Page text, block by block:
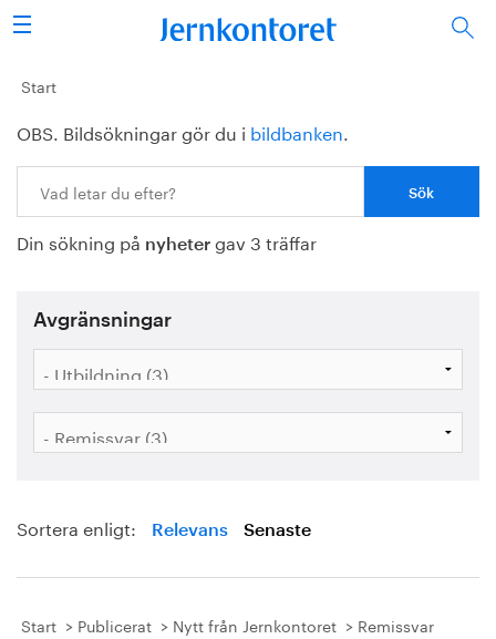
Sök
Stålindustrin
Vision 2050
Forskning/utbildning
Energi/miljö
Vi tycker
Bildbank
Start
OBS. Bildsökningar gör du i bildbanken.
Din sökning på nyheter gav 3 träffar
Avgränsningar
Sortera enligt: Relevans Senaste
Start Publicerat Nytt från Jernkontoret Remissvar